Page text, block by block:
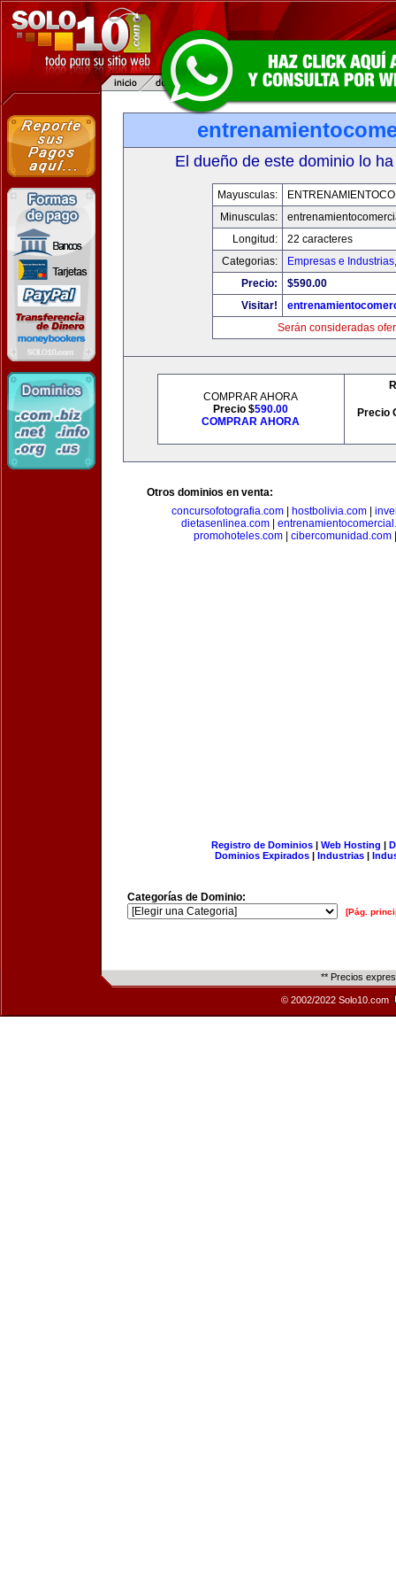
El dueño de este dominio lo
Mayusculas:
Minusculas:
Longitud:
22 caracteres
Categorias:
Empresas e Industrias
Precio:
$590.00
Visitar!
Serán consideradas
COMPRAR AHORA
Precio $590.00
COMPRAR AHORA
Precio
Otros dominios en venta:
concursofotografia.com| hostbolivia.com|
dietasenlinea.com|
promohoteles.com
cibercomunidad.com
Registro de Dominios| Web Hosting |
Dominios Expirados | Industrias |
Categorías de Dominio:
[Pág.
** Precios
© 2002/2022 Solo10.com